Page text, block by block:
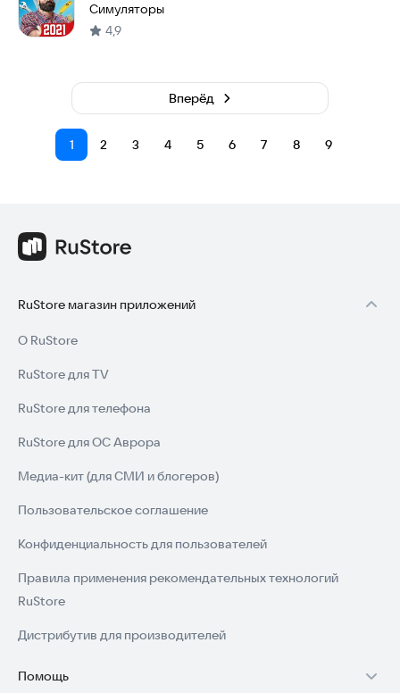
Симуляторы
4,9
1 2 3 4 5 6 7 8 9
Вперёд
RuStore магазин приложений
О RuStore
RuStore для TV
RuStore для телефона
RuStore для ОС Аврора
Медиа-кит (для СМИ и блогеров)
Пользовательское соглашение
Конфиденциальность для пользователей
Правила применения рекомендательных технологий
RuStore
Дистрибутив для производителей
Помощь